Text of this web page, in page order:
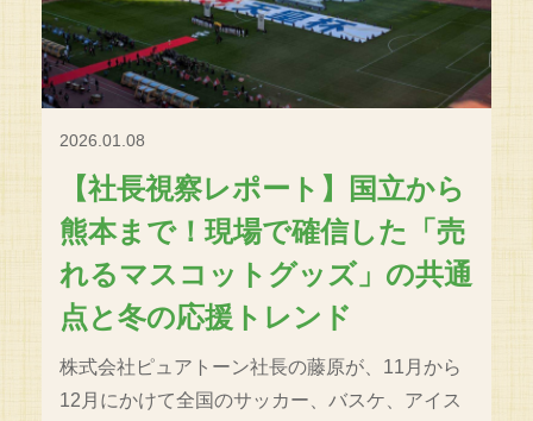
【社長視察レポート】国立から
熊本まで！現場で確信した「売
れるマスコットグッズ」の共通
点と冬の応援トレンド
2026.01.08
株式会社ピュアトーン社長の藤原が、11月から
12月にかけて全国のサッカー、バスケ、アイス